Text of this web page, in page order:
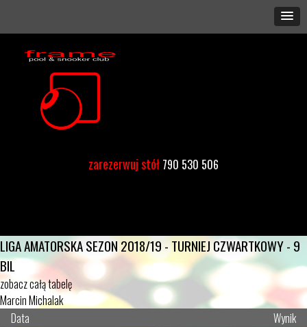
zarezerwuj stół 790 530 506
LIGA AMATORSKA SEZON 2018/19 - TURNIEJ CZWARTKOWY - 9
BIL
zobacz całą tabelę
Marcin Michalak
Data
Wynik